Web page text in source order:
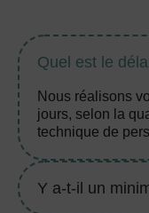
Quel est le
Nous réalisons
jours, selon la
technique de
Y a-t-il un